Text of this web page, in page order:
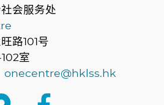
会服务处
路101号
室
onecentre@hklss.hk